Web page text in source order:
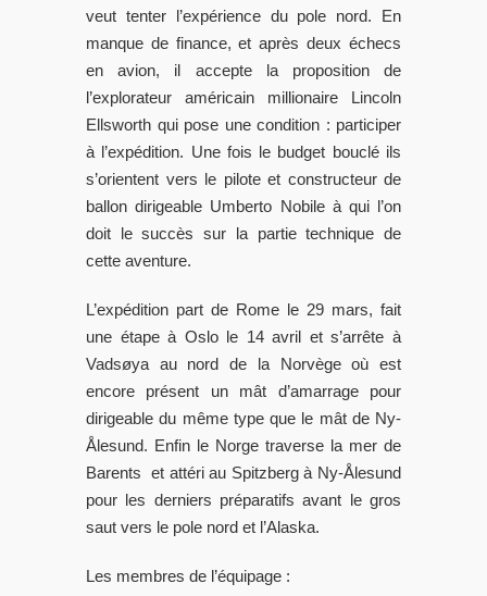
veut tenter l’expérience du pole nord. En
manque de finance, et après deux échecs
en avion, il accepte la proposition de
l’explorateur américain millionaire Lincoln
Ellsworth qui pose une condition : participer
à l’expédition. Une fois le budget bouclé ils
s’orientent vers le pilote et constructeur de
ballon dirigeable Umberto Nobile à qui l’on
doit le succès sur la partie technique de
cette aventure.
L’expédition part de Rome le 29 mars, fait
une étape à Oslo le 14 avril et s’arrête à
Vadsøya au nord de la Norvège où est
encore présent un mât d’amarrage pour
dirigeable du même type que le mât de Ny-
Ålesund. Enfin le Norge traverse la mer de
Barents et attéri au Spitzberg à Ny-Ålesund
pour les derniers préparatifs avant le gros
saut vers le pole nord et l’Alaska.
Les membres de l’équipage :